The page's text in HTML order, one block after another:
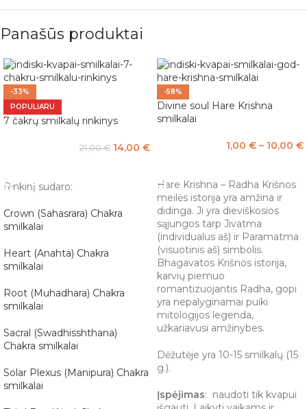
Panašūs produktai
-33%
POPULIARU
7 čakrų smilkalų rinkinys
21,00€ 14,00 €
Rinkinį sudaro:
Crown (Sahasrara) Chakra
smilkalai
Heart (Anahta) Chakra
smilkalai
Root (Muhadhara) Chakra
smilkalai
Sacral (Swadhisshthana)
Chakra smilkalai
Solar Plexus (Manipura) Chakra
smilkalai
-58%
Divine soul Hare Krishna
smilkalai
1,00 € – 10,00 €
Hare Krishna – Radha Krišnos
meilės istorija yra amžina ir
didinga. Ji yra dieviškosios
sąjungos tarp Jivatma
(individualus aš) ir Paramatma
(visuotinis aš) simbolis.
Bhagavatos Krišnos istorija,
karvių piemuo
romantizuojantis Radha, gopi
yra nepalyginamai puiki
mitologijos legenda,
užkariavusi amžinybes.
Dėžutėje yra 10-15 smilkalų (15
g.).
Įspėjimas: naudoti tik kvapui